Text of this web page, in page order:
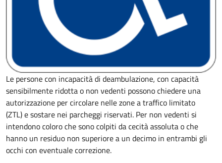
Le persone con incapacità di deambulazione, con capacità
sensibilmente ridotta o non vedenti possono chiedere una
autorizzazione per circolare nelle zone a traffico limitato
(ZTL) e sostare nei parcheggi riservati. Per non vedenti si
intendono coloro che sono colpiti da cecità assoluta o che
hanno un residuo non superiore a un decimo in entrambi gli
occhi con eventuale correzione.